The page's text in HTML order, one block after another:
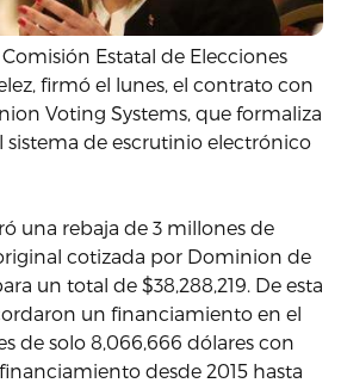
Estatal de Elecciones
firmó el lunes, el contrato con
Voting Systems, que formaliza
de escrutinio electrónico
una rebaja de 3 millones de
cotizada por Dominion de
un total de $38,288,219. De esta
un financiamiento en el
de solo 8,066,666 dólares con
desde 2015 hasta